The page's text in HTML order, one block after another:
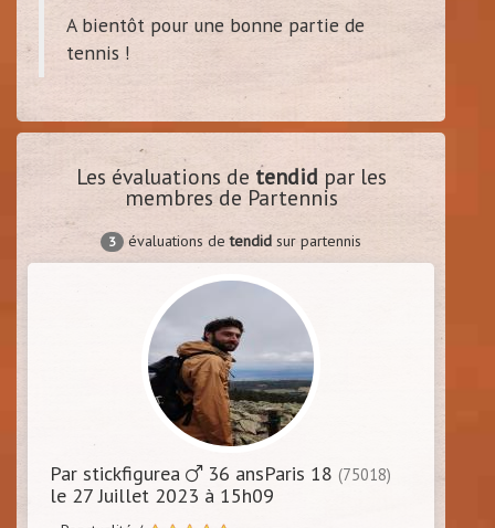
A bientôt pour une bonne partie de
tennis !
Les évaluations de tendid par les
membres de Partennis
3 évaluations detendid sur partennis
Par stickfigurea 36 ansParis 18 (75018)
le 27 Juillet 2023 à 15h09